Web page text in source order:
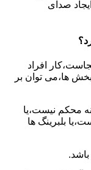
صدای
افراد
ها،می توان بر
محکم نیست،یا
بلبرینگ ها
باشد.